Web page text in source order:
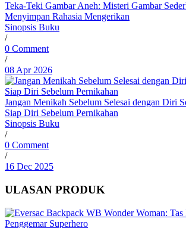
Teka-Teki Gambar Aneh: Misteri Gambar
Menyimpan Rahasia Mengerikan
Sinopsis Buku
/
0 Comment
/
08 Apr 2026
Jangan Menikah Sebelum Selesai dengan Diri
Siap Diri Sebelum Pernikahan
Sinopsis Buku
/
0 Comment
/
16 Dec 2025
ULASAN PRODUK